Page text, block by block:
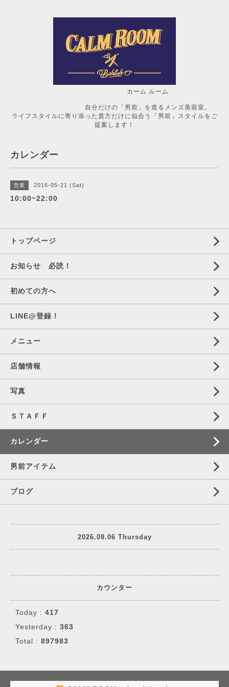
カーム ルーム
自分だけの「男前」を造るメンズ美容室。
ライフスタイルに寄り添った貴方だけに似合う「男前」スタイルをご
提案します！
カレンダー
営業 2016-05-21 (Sat)
10:00~22:00
トップページ
お知らせ 必読！
初めての方へ
LINE@登録！
メニュー
店舗情報
写真
ＳＴＡＦＦ
カレンダー
男前アイテム
ブログ
2026.08.06 Thursday
カウンター
Today : 417
Yesterday : 363
Total : 897983